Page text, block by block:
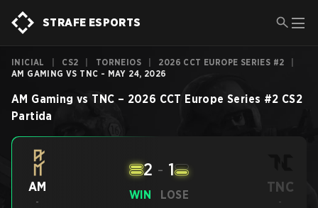
STRAFE ESPORTS
INICIAL CS2 TORNEIOS 2026 CCT EUROPE SERIES #2
AM GAMING VS TNC - MAY 24, 2026
AM Gaming vs TNC – 2026 CCT Europe Series #2 CS2
Partida
AM
-
WIN
2 - 1
LOSE TNC
-